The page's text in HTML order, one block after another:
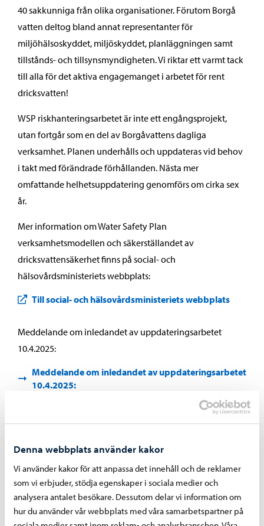
Denna webbplats använder kakor
Vi använder kakor för att anpassa det innehåll och de reklamer
som vi erbjuder, stödja egenskaper i sociala medier och
analysera antalet besökare. Dessutom delar vi information om
hur du använder vår webbplats med våra samarbetspartner på
40 sakkunniga från olika organisationer. Förutom Borgå
vatten deltog bland annat representanter för
miljöhälsoskyddet, miljöskyddet, planläggningen samt
tillstånds- och tillsynsmyndigheten. Vi riktar ett varmt tack
till alla för det aktiva engagemanget i arbetet för rent
dricksvatten!
WSP riskhanteringsarbetet är inte ett engångsprojekt,
utan fortgår som en del av Borgåvattens dagliga
verksamhet. Planen underhålls och uppdateras vid behov
i takt med förändrade förhållanden. Nästa mer
omfattande helhetsuppdatering genomförs om cirka sex
år.
Mer information om Water Safety Plan
verksamhetsmodellen och säkerställandet av
dricksvattensäkerhet finns på social- och
hälsovårdsministeriets webbplats:
Till social- och hälsovårdsministeriets webbplats
Meddelande om inledandet av uppdateringsarbetet
10.4.2025:
Meddelande om inledandet av uppdateringsarbetet
10.4.2025:
Liknande nyheter